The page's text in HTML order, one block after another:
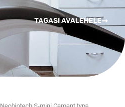
TAGASI AVALEHELE